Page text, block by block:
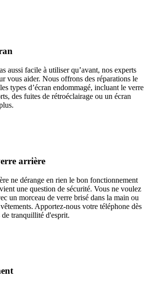
aussi facile à utiliser qu’avant, nos experts
vous aider. Nous offrons des réparations le
types d’écran endommagé, incluant le verre
des fuites de rétroéclairage ou un écran
arrière
ne dérange en rien le bon fonctionnement
une question de sécurité. Vous ne voulez
un morceau de verre brisé dans la main ou
Apportez-nous votre téléphone dès
tranquillité d'esprit.